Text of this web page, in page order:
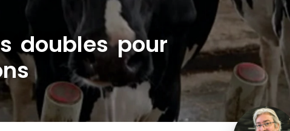
doubles pour